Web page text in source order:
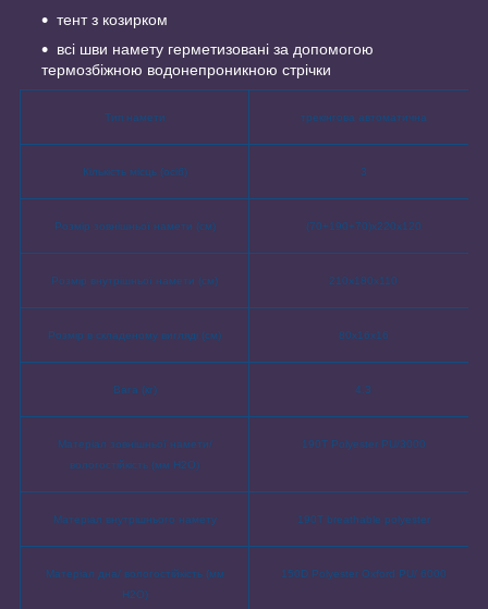
тент з козирком
всі шви намету герметизовані за допомогою
термозбіжною водонепроникною стрічки
Тип намети трекінгова автоматична
Кількість місць (осіб) 3
Розмір зовнішньої намети (см) (70+190+70)x220x120
Розмір внутрішньої намети (см) 210x180x110
Розмір в складеному вигляді (см) 80x16x16
Вага (кг) 4.3
Матеріал зовнішньої намети/
вологостійкість (мм H2O)
190T Polyester PU/3000
Матеріал внутрішнього намету 190T breathable polyester
Матеріал дна/ вологостійкість (мм
H2O)
150D Polyester Oxford PU/ 6000